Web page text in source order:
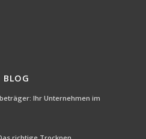
BLOG
Ihr Unternehmen im